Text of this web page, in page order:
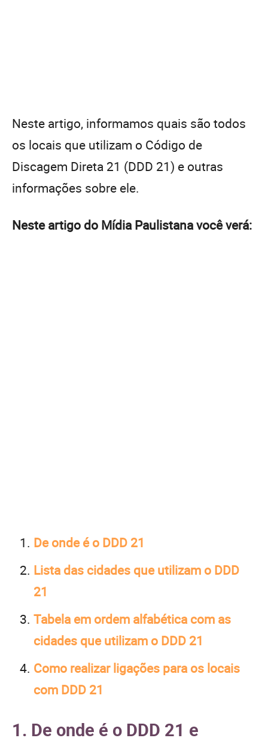
Neste artigo, informamos quais são todos
os locais que utilizam o Código de
Discagem Direta 21 (DDD 21) e outras
informações sobre ele.
Neste artigo do Mídia Paulistana você verá:
De onde é o DDD 21
Lista das cidades que utilizam o DDD
21
Tabela em ordem alfabética com as
cidades que utilizam o DDD 21
Como realizar ligações para os locais
com DDD 21
1. De onde é o DDD 21 e